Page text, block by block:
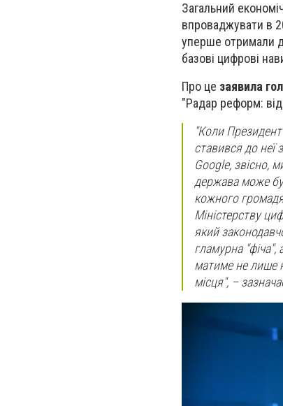
Загальний
впроваджувати в
уперше отримали
базові цифрові
Про це заявила
"Радар реформ:
"Коли
ставився до неї
Google, звісно,
держава може
кожного
Міністерству
який
гламурна
матиме не лише
місця", –